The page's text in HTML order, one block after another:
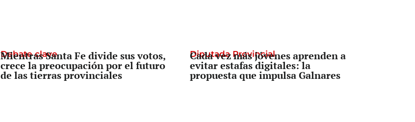
Debate clave
Mientras Santa Fe divide sus votos,
crece la preocupación por el futuro
de las tierras provinciales
Diputada Provincial
Cada vez más jóvenes aprenden a
evitar estafas digitales: la
propuesta que impulsa Galnares